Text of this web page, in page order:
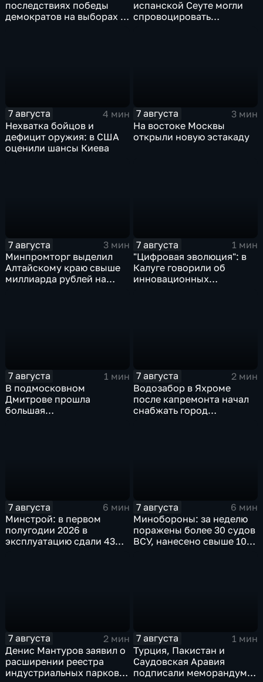
последствиях победы
демократов на выборах в
испанской Сеуте могли
спровоцировать
7 августа
4 мин
Нехватка бойцов и
дефицит оружия: в США
оценили шансы Киева
7 августа
3 мин
На востоке Москвы
открыли новую эстакаду
7 августа
3 мин
Минпромторг выделил
Алтайскому краю свыше
миллиарда рублей на
7 августа
1 мин
"Цифровая эволюция": в
Калуге говорили об
инновационных
7 августа
1 мин
В подмосковном
Дмитрове прошла
большая
7 августа
2 мин
Водозабор в Яхроме
после капремонта начал
снабжать город
7 августа
6 мин
Минстрой: в первом
полугодии 2026 в
эксплуатацию сдали 43
7 августа
6 мин
Минобороны: за неделю
поражены более 30 судов
ВСУ, нанесено свыше 10
7 августа
2 мин
Денис Мантуров заявил о
расширении реестра
индустриальных парков в
7 августа
1 мин
Турция, Пакистан и
Саудовская Аравия
подписали меморандум о